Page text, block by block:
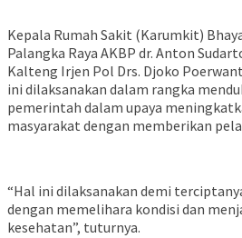
Kepala Rumah Sakit (Karumkit)
Palangka Raya AKBP dr. Anton
Kalteng Irjen Pol Drs. Djoko
ini dilaksanakan dalam rangka
pemerintah dalam upaya
masyarakat dengan memberikan
“Hal ini dilaksanakan demi
dengan memelihara kondisi dan
kesehatan”, tuturnya.